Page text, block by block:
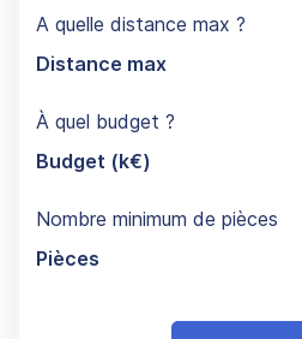
A quelle distance max ?
Distance max
À quel budget ?
Budget (k€)
Nombre minimum de pièces
Pièces